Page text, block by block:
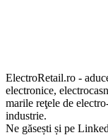
ElectroRetail.ro -
electronice,
marile reţele de
industrie.
Ne găsești și pe